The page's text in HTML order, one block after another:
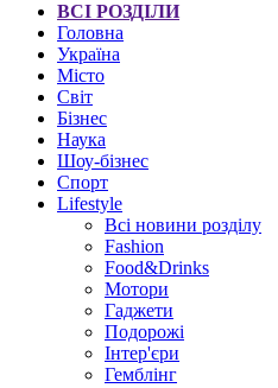
ВСІ РОЗДІЛИ
Головна
Україна
Місто
Світ
Бізнес
Наука
Шоу-бізнес
Спорт
Lifestyle
Всі новини розділу
Fashion
Food&Drinks
Мотори
Гаджети
Подорожі
Інтер'єри
Гемблінг